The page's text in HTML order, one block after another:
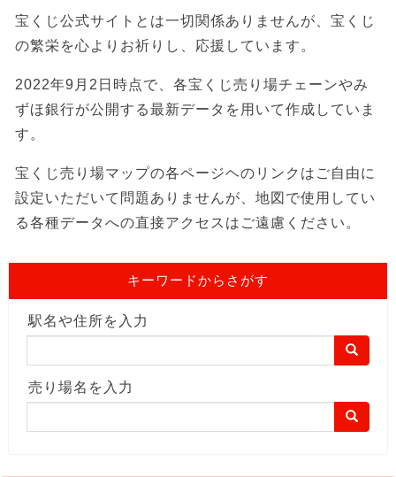
宝くじ公式サイトとは一切関係ありませんが、宝くじ
の繁栄を心よりお祈りし、応援しています。
2022年9月2日時点で、各宝くじ売り場チェーンやみ
ずほ銀行が公開する最新データを用いて作成していま
す。
宝くじ売り場マップの各ページヘのリンクはご自由に
設定いただいて問題ありませんが、地図で使用してい
る各種データへの直接アクセスはご遠慮ください。
キーワードからさがす
駅名や住所を入力
売り場名を入力